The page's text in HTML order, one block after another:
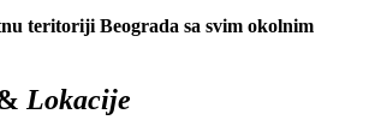
teritoriji Beograda sa svim okolnim
Lokacije